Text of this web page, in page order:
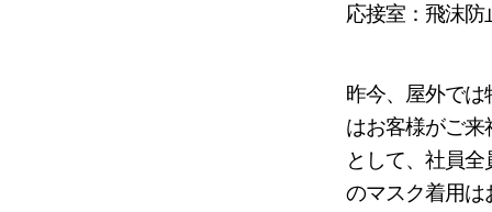
応接室：飛沫
昨今、屋外で
はお客様がご
として、社員
のマスク着用は